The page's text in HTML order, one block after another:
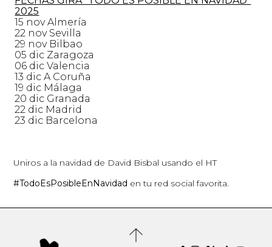
2025
15 nov Almería
22 nov Sevilla
29 nov Bilbao
05 dic Zaragoza
06 dic Valencia
13 dic A Coruña
19 dic Málaga
20 dic Granada
22 dic Madrid
23 dic Barcelona
Uniros a la navidad de David Bisbal usando el HT
#TodoEsPosibleEnNavidad en tu red social favorita.